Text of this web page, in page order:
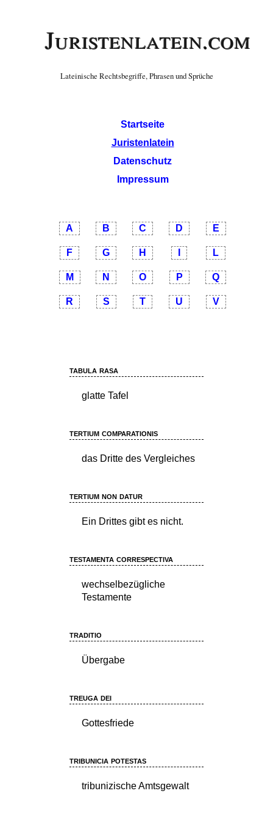
Juristenlatein.com
Lateinische Rechtsbegriffe, Phrasen und Sprüche
Startseite
Juristenlatein
Datenschutz
Impressum
A B C D E
F G H L
M N O P Q
R S T U V
tabula rasa
glatte Tafel
tertium comparationis
das Dritte des Vergleiches
tertium non datur
Ein Drittes gibt es nicht.
testamenta correspectiva
wechselbezügliche
Testamente
traditio
Übergabe
treuga dei
Gottesfriede
tribunicia potestas
tribunizische Amtsgewalt